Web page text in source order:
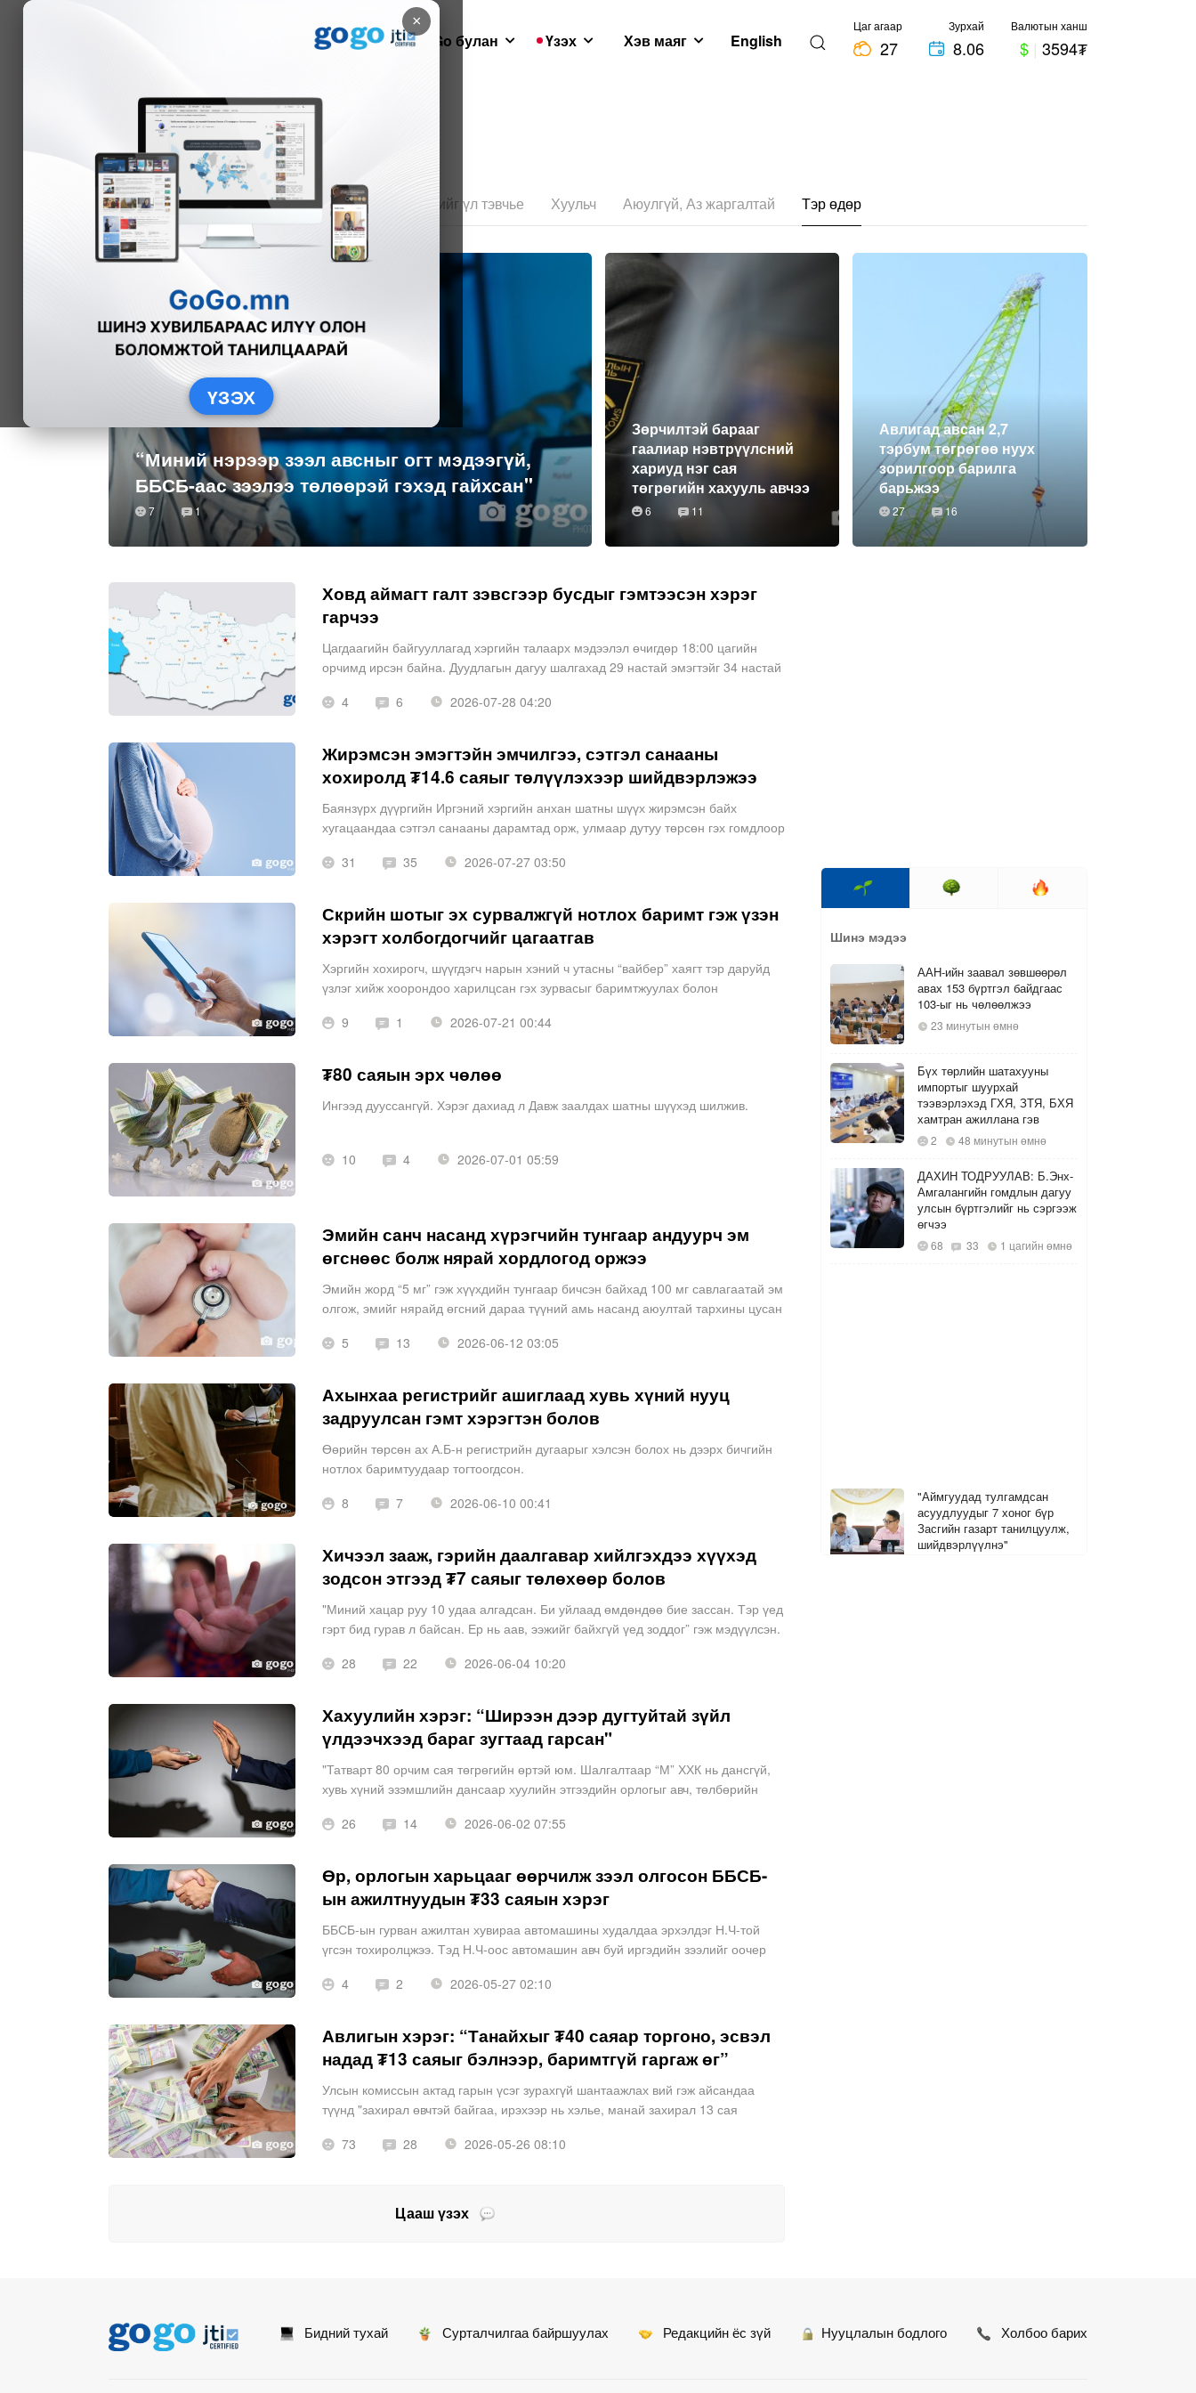
×
ҮЗЭХ
Мэдээ GoGo булан Үзэх Хэв маяг English
Цаг агаар
27
Зурхай
8.06
Валютын ханш
$ | 3594₮
Нийгэм
Бүгд Нийслэл Түүхэн зураг Хүчирхийллийг үл тэвчье Хуульч Аюулгүй, Аз жаргалтай Тэр өдөр
“Миний нэрээр зээл авсныг огт мэдээгүй,
ББСБ-аас зээлээ төлөөрэй гэхэд гайхсан"
7 1
Зөрчилтэй барааг
гаалиар нэвтрүүлсний
хариуд нэг сая
төгрөгийн хахууль авчээ
6 11
Авлигад авсан 2,7
тэрбум төгрөгөө нуух
зорилгоор барилга
барьжээ
27 16
Ховд аймагт галт зэвсгээр бусдыг гэмтээсэн хэрэг
гарчээ
Цагдаагийн байгууллагад хэргийн талаарх мэдээлэл өчигдөр 18:00 цагийн
орчимд ирсэн байна. Дуудлагын дагуу шалгахад 29 настай эмэгтэйг 34 настай
4
6 2026-07-28 04:20
Жирэмсэн эмэгтэйн эмчилгээ, сэтгэл санааны
хохиролд ₮14.6 саяыг төлүүлэхээр шийдвэрлэжээ
Баянзүрх дүүргийн Иргэний хэргийн анхан шатны шүүх жирэмсэн байх
хугацаандаа сэтгэл санааны дарамтад орж, улмаар дутуу төрсөн гэх гомдлоор
31
35 2026-07-27 03:50
Скрийн шотыг эх сурвалжгүй нотлох баримт гэж үзэн
хэрэгт холбогдогчийг цагаатгав
Хэргийн хохирогч, шүүгдэгч нарын хэний ч утасны “вайбер” хаягт тэр даруйд
үзлэг хийж хоорондоо харилцсан гэх зурвасыг баримтжуулах болон
9
1 2026-07-21 00:44
₮80 саяын эрх чөлөө
Ингээд дууссангүй. Хэрэг дахиад л Давж заалдах шатны шүүхэд шилжив.
10 4 2026-07-01 05:59
Эмийн санч насанд хүрэгчийн тунгаар андуурч эм
өгснөөс болж нярай хордлогод оржээ
Эмийн жорд “5 мг” гэж хүүхдийн тунгаар бичсэн байхад 100 мг савлагаатай эм
олгож, эмийг нярайд өгсний дараа түүний амь насанд аюултай тархины цусан
5
13 2026-06-12 03:05
Ахынхаа регистрийг ашиглаад хувь хүний нууц
задруулсан гэмт хэрэгтэн болов
Өөрийн төрсөн ах А.Б-н регистрийн дугаарыг хэлсэн болох нь дээрх бичгийн
нотлох баримтуудаар тогтоогдсон.
8
7 2026-06-10 00:41
Хичээл зааж, гэрийн даалгавар хийлгэхдээ хүүхэд
зодсон этгээд ₮7 саяыг төлөхөөр болов
"Миний хацар руу 10 удаа алгадсан. Би уйлаад өмдөндөө бие зассан. Тэр үед
гэрт бид гурав л байсан. Ер нь аав, ээжийг байхгүй үед зоддог” гэж мэдүүлсэн.
28
22 2026-06-04 10:20
Хахуулийн хэрэг: “Ширээн дээр дугтуйтай зүйл
үлдээчхээд бараг зугтаад гарсан"
"Татварт 80 орчим сая төгрөгийн өртэй юм. Шалгалтаар “М” ХХК нь дансгүй,
хувь хүний эзэмшлийн дансаар хуулийн этгээдийн орлогыг авч, төлбөрийн
26
14 2026-06-02 07:55
Өр, орлогын харьцааг өөрчилж зээл олгосон ББСБ-
ын ажилтнуудын ₮33 саяын хэрэг
ББСБ-ын гурван ажилтан хувираа автомашины худалдаа эрхэлдэг Н.Ч-той
үгсэн тохиролцжээ. Тэд Н.Ч-оос автомашин авч буй иргэдийн зээлийг оочер
4
2 2026-05-27 02:10
Авлигын хэрэг: “Танайхыг ₮40 саяар торгоно, эсвэл
надад ₮13 саяыг бэлнээр, баримтгүй гаргаж өг”
Улсын комиссын актад гарын үсэг зурахгүй шантаажлах вий гэж айсандаа
түүнд "захирал өвчтэй байгаа, ирэхээр нь хэлье, манай захирал 13 сая
73
28 2026-05-26 08:10
Цааш үзэх
Шинэ мэдээ
ААН-ийн заавал зөвшөөрөл
авах 153 бүртгэл байдгаас
103-ыг нь чөлөөлжээ
23 минутын өмнө
Бүх төрлийн шатахууны
импортыг шуурхай
тээвэрлэхэд ГХЯ, ЗТЯ, БХЯ
хамтран ажиллана гэв
2 48 минутын өмнө
ДАХИН ТОДРУУЛАВ: Б.Энх-
Амгалангийн гомдлын дагуу
улсын бүртгэлийг нь сэргээж
өгчээ
68 33 1 цагийн өмнө
"Аймгуудад тулгамдсан
асуудлуудыг 7 хоног бүр
Засгийн газарт танилцуулж,
шийдвэрлүүлнэ"
Бидний тухай Сурталчилгаа байршуулах Редакцийн ёс зүй Нууцлалын бодлого Холбоо барих